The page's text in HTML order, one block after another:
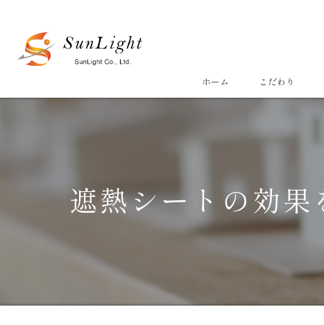
ホーム こだわり
遮熱シートの効